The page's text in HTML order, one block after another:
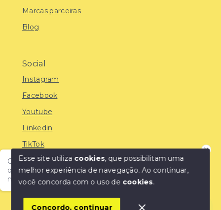
Olá! Encontre o imóvel ideal com a IMOBREUNIG®:
qualidade, confiança e as melhores oportunidades do
mercado!
Marcas parceiras
Blog
Social
Instagram
Facebook
Youtube
Linkedin
TikTok
© Copyright 2026 - IMOBREUNIG® - Negócios
Esse site utiliza cookies, que possibilitam uma
melhor experiência de navegação.Ao continuar,
você concorda com o uso de cookies.
Concordo, continuar